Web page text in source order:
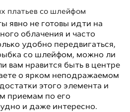
платьев со шлейфом
явно не готовы идти на
облачения и часто
удобно передвигаться,
со шлейфом, можно ли
вам нравится быть в центре
о ярком неподражаемом
этого элемента и
приемам по его
и даже интересно.